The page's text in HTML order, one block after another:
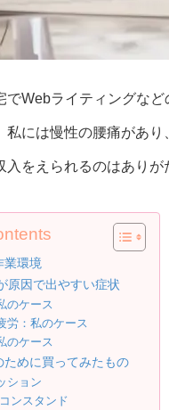
でWebライティングな
私には慢性の腰痛があ
入をえられるのはありが
業環境
原因で出やすい症状
のケース
労：私のケース
のケース
ために買ってみたもの
ション
ンスタンド